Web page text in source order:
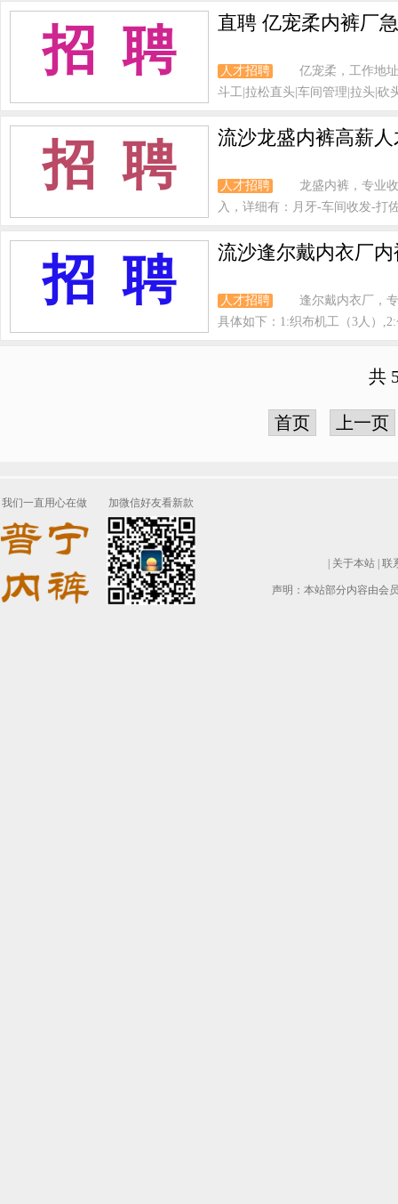
招 聘 直聘 亿宠柔内裤厂
人才招聘
亿宠柔，工作地
斗工|拉松直头|车间管理|拉头|砍
招 聘 流沙龙盛内裤高薪
人才招聘
龙盛内裤，专业
入，详细有：月牙-车间收发-打
招 聘 流沙逢尔戴内衣厂
人才招聘
逢尔戴内衣厂，
具体如下：1:织布机工（3人）
共
首页 上一页
关于本站 联
声明：本站部分内容由会
我们一直用心在做 加微信好友看新款